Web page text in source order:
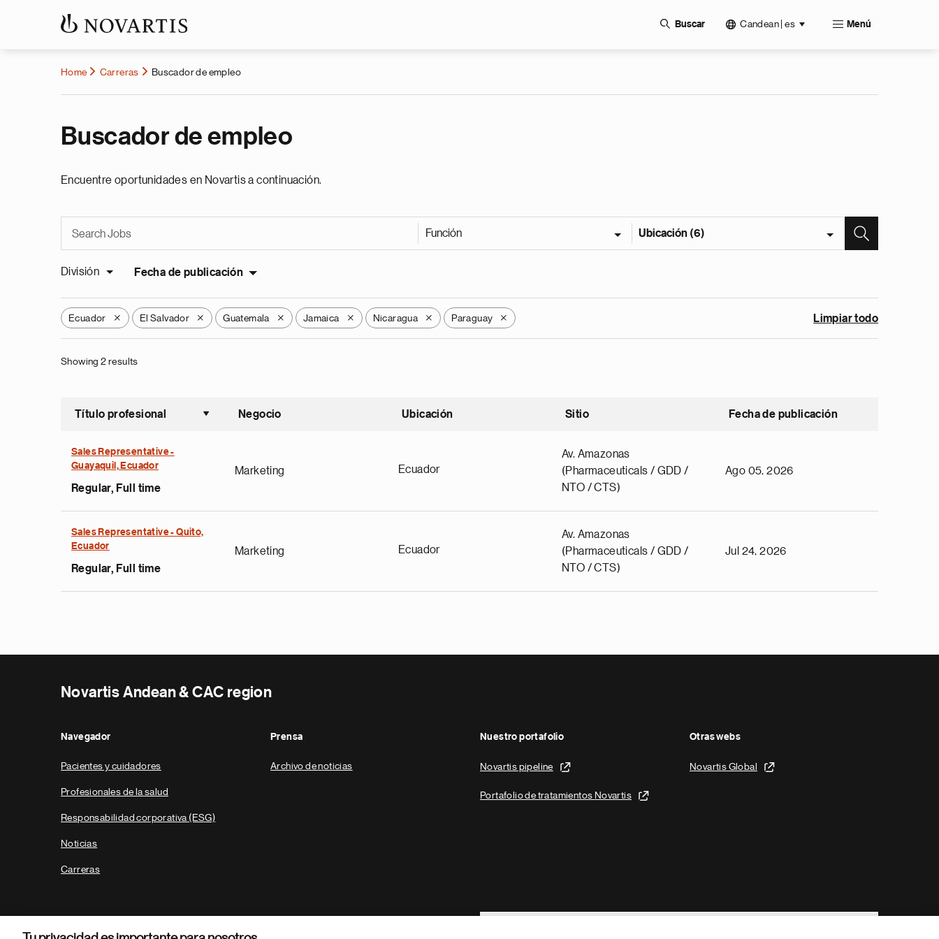
Buscar Candean | es Menú
Home Carreras Buscador de empleo
Buscador de empleo
Encuentre oportunidades en Novartis a continuación.
Función Ubicación (6)
División Fecha de publicación
Ecuador X El Salvador X Guatemala X Jamaica X Nicaragua X Paraguay X Limpiar todo
Showing 2 results
Título profesional
Ordenar ascendente
Negocio Ubicación Sitio Fecha de publicación
Sales Representative -
Guayaquil, Ecuador
Regular, Full time
Marketing Ecuador
Av. Amazonas
(Pharmaceuticals / GDD /
NTO / CTS)
Ago 05, 2026
Sales Representative - Quito,
Ecuador
Regular, Full time
Marketing Ecuador
Av. Amazonas
(Pharmaceuticals / GDD /
NTO / CTS)
Jul 24, 2026
Novartis Andean & CAC region
Navegador
Pacientes y cuidadores
Profesionales de la salud
Responsabilidad corporativa (ESG)
Noticias
Carreras
Prensa
Archivo de noticias
Nuestro portafolio
Novartis pipeline
Portafolio de tratamientos Novartis
Otras webs
Novartis Global
Footer Site Search